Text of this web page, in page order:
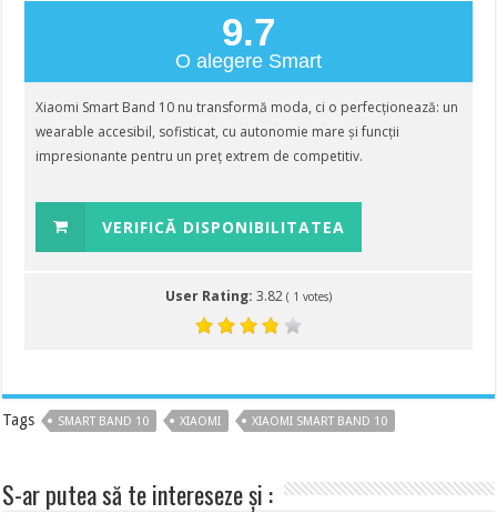
9.7
O alegere Smart
Xiaomi Smart Band 10 nu transformă moda, ci o perfecționează: un
wearable accesibil, sofisticat, cu autonomie mare și funcții
impresionante pentru un preț extrem de competitiv.
VERIFICĂ DISPONIBILITATEA
User Rating: 3.82 ( 1 votes)
Tags SMART BAND 10 XIAOMI XIAOMI SMART BAND 10
S-ar putea să te intereseze și :